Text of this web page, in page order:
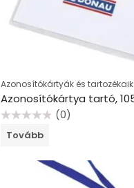
Azonosítókártyák és tartozékaik
(0)
Tovább